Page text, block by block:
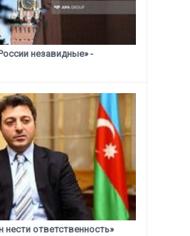
незавидные» -
ответственность»